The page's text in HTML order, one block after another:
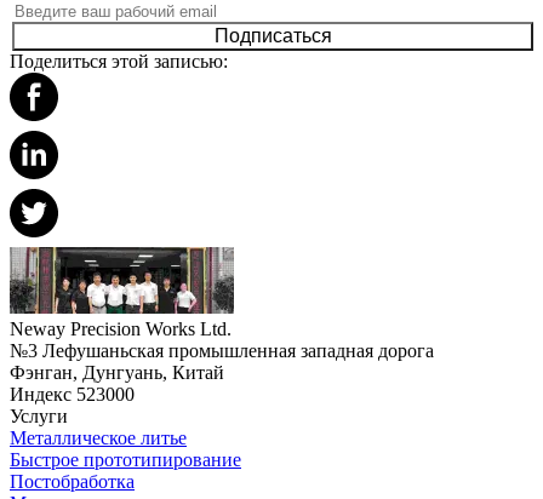
Подписаться
Поделиться этой записью:
Neway Precision Works Ltd.
№3 Лефушаньская промышленная западная дорога
Фэнган, Дунгуань, Китай
Индекс 523000
Услуги
Металлическое литье
Быстрое прототипирование
Постобработка